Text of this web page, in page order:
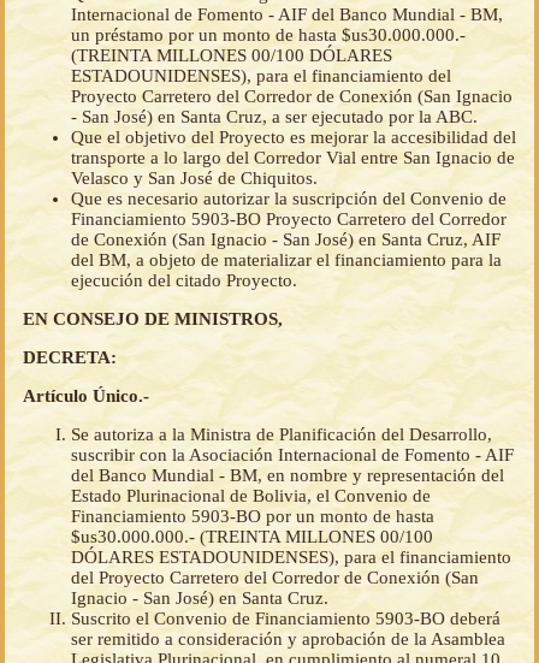
Internacional de Fomento - AIF del Banco Mundial - BM,
un préstamo por un monto de hasta $us30.000.000.-
(TREINTA MILLONES 00/100 DÓLARES
ESTADOUNIDENSES), para el financiamiento del
Proyecto Carretero del Corredor de Conexión (San Ignacio
- San José) en Santa Cruz, a ser ejecutado por la ABC.
Que el objetivo del Proyecto es mejorar la accesibilidad del
transporte a lo largo del Corredor Vial entre San Ignacio de
Velasco y San José de Chiquitos.
Que es necesario autorizar la suscripción del Convenio de
Financiamiento 5903-BO Proyecto Carretero del Corredor
de Conexión (San Ignacio - San José) en Santa Cruz, AIF
del BM, a objeto de materializar el financiamiento para la
ejecución del citado Proyecto.
EN CONSEJO DE MINISTROS,
DECRETA:
Artículo Único.-
Se autoriza a la Ministra de Planificación del Desarrollo,
suscribir con la Asociación Internacional de Fomento - AIF
del Banco Mundial - BM, en nombre y representación del
Estado Plurinacional de Bolivia, el Convenio de
Financiamiento 5903-BO por un monto de hasta
$us30.000.000.- (TREINTA MILLONES 00/100
DÓLARES ESTADOUNIDENSES), para el financiamiento
del Proyecto Carretero del Corredor de Conexión (San
Ignacio - San José) en Santa Cruz.
Suscrito el Convenio de Financiamiento 5903-BO deberá
ser remitido a consideración y aprobación de la Asamblea